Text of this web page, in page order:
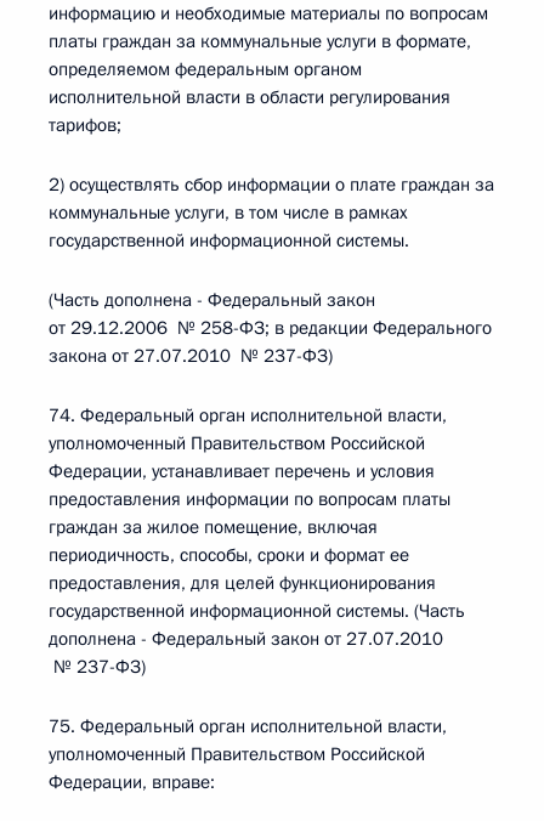
информацию и необходимые материалы по вопросам
платы граждан за коммунальные услуги в формате,
определяемом федеральным органом
исполнительной власти в области регулирования
тарифов;
2) осуществлять сбор информации о плате граждан за
коммунальные услуги, в том числе в рамках
государственной информационной системы.
(Часть дополнена - Федеральный закон
от 29.12.2006 № 258-ФЗ; в редакции Федерального
закона от 27.07.2010 № 237-ФЗ)
74. Федеральный орган исполнительной власти,
уполномоченный Правительством Российской
Федерации, устанавливает перечень и условия
предоставления информации по вопросам платы
граждан за жилое помещение, включая
периодичность, способы, сроки и формат ее
предоставления, для целей функционирования
государственной информационной системы. (Часть
дополнена - Федеральный закон от 27.07.2010
№ 237-ФЗ)
75. Федеральный орган исполнительной власти,
уполномоченный Правительством Российской
Федерации, вправе: